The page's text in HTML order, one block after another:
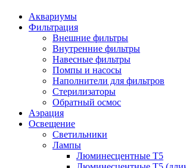
Аквариумы
Фильтрация
Внешние фильтры
Внутренние фильтры
Навесные фильтры
Помпы и насосы
Наполнители для фильтров
Стерилизаторы
Обратный осмос
Аэрация
Освещение
Светильники
Лампы
Люминесцентные T5